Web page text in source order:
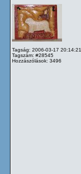
Tagság: 2006-03-17 20:14:21
Tagszám: #28545
Hozzászólások: 3496